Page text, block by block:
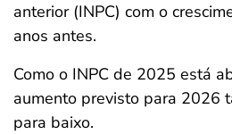
anterior (INPC) com o
anos antes.
Como o INPC de 2025 está
aumento previsto para 2026
para baixo.